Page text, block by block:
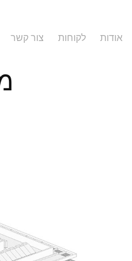
צור קשר לקוחות אודות